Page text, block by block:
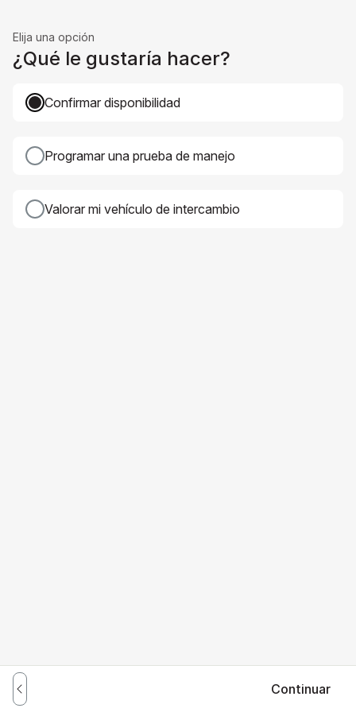
Elija una opción
¿Qué le gustaría hacer?
Confirmar disponibilidad
Programar una prueba de manejo
Valorar mi vehículo de intercambio
Continuar